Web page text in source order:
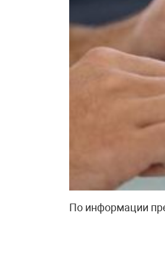
По информации